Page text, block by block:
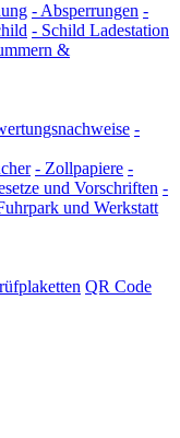
- Absperrungen -
- Schild Ladestation
&
-
- Zollpapiere -
und Vorschriften -
und Werkstatt
QR Code